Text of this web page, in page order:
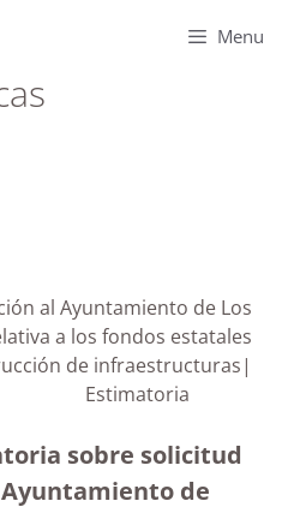
Menu
al Ayuntamiento de Los
a los fondos estatales
de infraestructuras|
Estimatoria
sobre solicitud
de